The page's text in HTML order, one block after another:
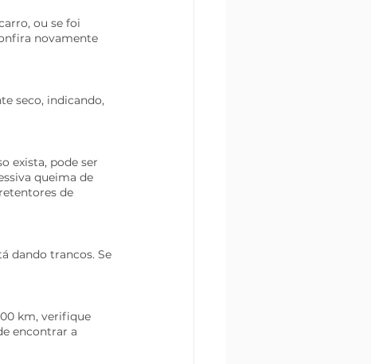
ou se foi
novamente
seco, indicando,
exista, pode ser
queima de
de
dando trancos. Se
km, verifique
encontrar a